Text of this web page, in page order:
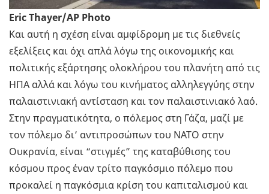
Eric Thayer/AP Photo
Και αυτή η σχέση είναι αμφίδρομη με τις διεθνείς
εξελίξεις και όχι απλά λόγω της οικονομικής και
πολιτικής εξάρτησης ολοκλήρου του πλανήτη από τις
ΗΠΑ αλλά και λόγω του κινήματος αλληλεγγύης στην
παλαιστινιακή αντίσταση και τον παλαιστινιακό λαό.
Στην πραγματικότητα, ο πόλεμος στη Γάζα, μαζί με
τον πόλεμο δι’ αντιπροσώπων του ΝΑΤΟ στην
Ουκρανία, είναι “στιγμές” της καταβύθισης του
κόσμου προς έναν τρίτο παγκόσμιο πόλεμο που
προκαλεί η παγκόσμια κρίση του καπιταλισμού και